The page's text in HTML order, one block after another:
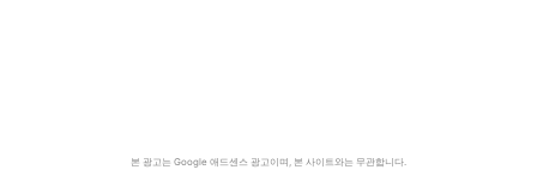
본 광고는 Google 애드센스 광고이며, 본 사이트와는 무관합니다.